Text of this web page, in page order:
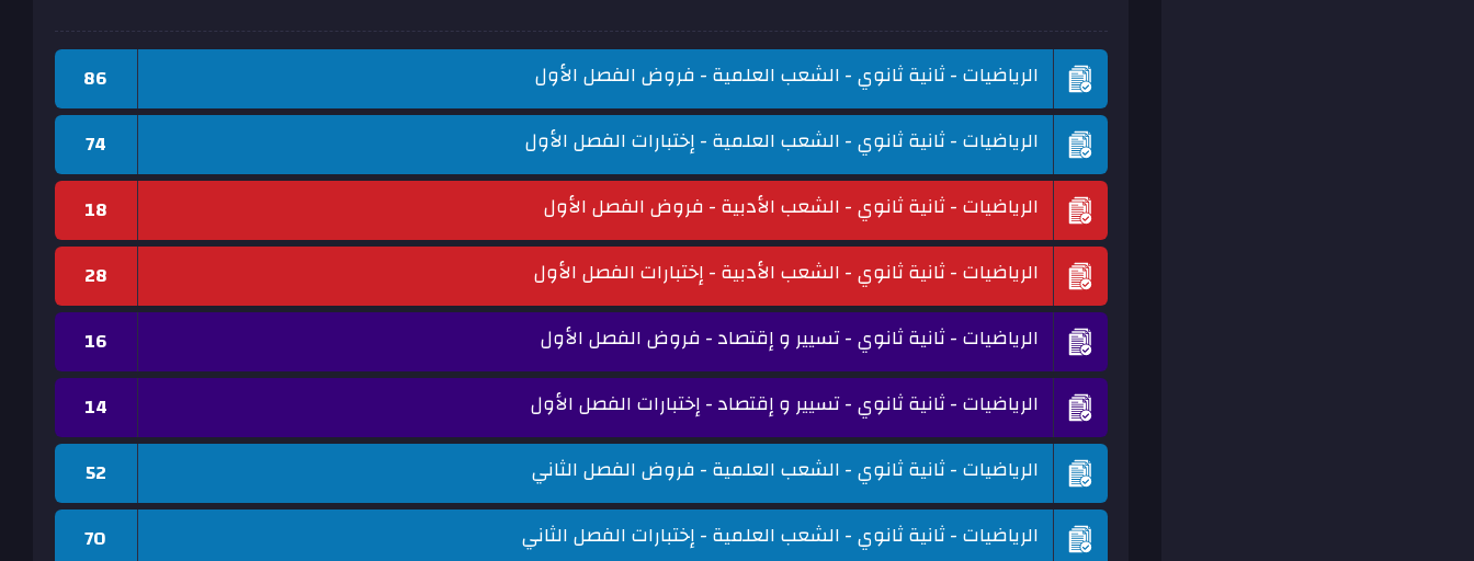
الرياضيات - ثانية ثانوي - الشعب العلمية - فروض الفصل الأول
86
الرياضيات - ثانية ثانوي - الشعب العلمية - إختبارات الفصل الأول
74
الرياضيات - ثانية ثانوي - الشعب الأدبية - فروض الفصل الأول
18
الرياضيات - ثانية ثانوي - الشعب الأدبية - إختبارات الفصل الأول
28
الرياضيات - ثانية ثانوي - تسيير و إقتصاد - فروض الفصل الأول
16
الرياضيات - ثانية ثانوي - تسيير و إقتصاد - إختبارات الفصل الأول
14
الرياضيات - ثانية ثانوي - الشعب العلمية - فروض الفصل الثاني
52
الرياضيات - ثانية ثانوي - الشعب العلمية - إختبارات الفصل الثاني
70